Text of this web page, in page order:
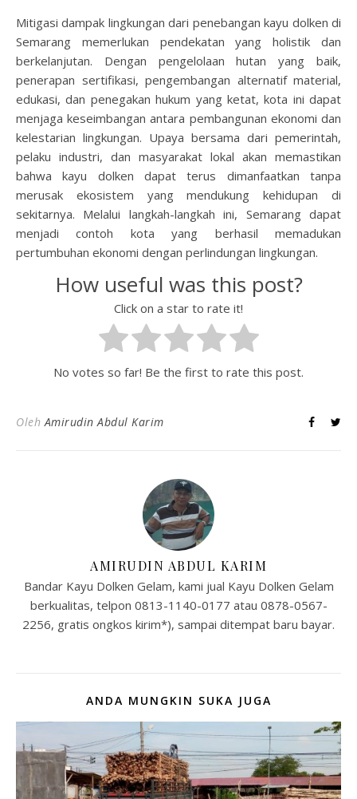
Mitigasi dampak lingkungan dari penebangan kayu dolken di
Semarang memerlukan pendekatan yang holistik dan
berkelanjutan. Dengan pengelolaan hutan yang baik,
penerapan sertifikasi, pengembangan alternatif material,
edukasi, dan penegakan hukum yang ketat, kota ini dapat
menjaga keseimbangan antara pembangunan ekonomi dan
kelestarian lingkungan. Upaya bersama dari pemerintah,
pelaku industri, dan masyarakat lokal akan memastikan
bahwa kayu dolken dapat terus dimanfaatkan tanpa
merusak ekosistem yang mendukung kehidupan di
sekitarnya. Melalui langkah-langkah ini, Semarang dapat
menjadi contoh kota yang berhasil memadukan
pertumbuhan ekonomi dengan perlindungan lingkungan.
How useful was this post?
Click on a star to rate it!
No votes so far! Be the first to rate this post.
OlehAmirudin Abdul Karim
AMIRUDIN ABDUL KARIM
Bandar Kayu Dolken Gelam, kami jual Kayu Dolken Gelam
berkualitas, telpon 0813-1140-0177 atau 0878-0567-
2256, gratis ongkos kirim*), sampai ditempat baru bayar.
ANDA MUNGKIN SUKA JUGA